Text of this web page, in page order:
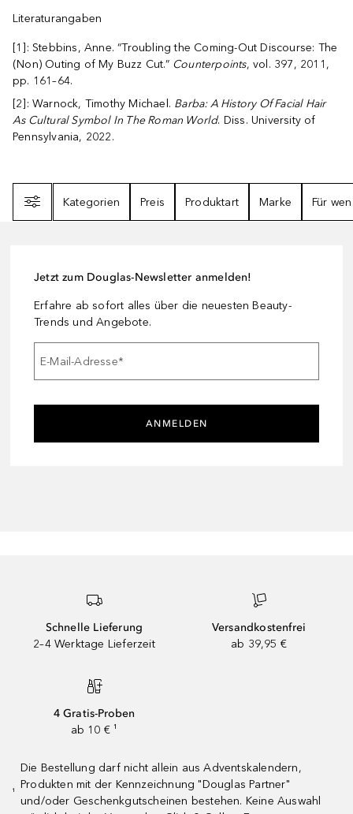
Literaturangaben
[1]: Stebbins, Anne. “Troubling the Coming-Out Discourse: The
(Non) Outing of My Buzz Cut.” Counterpoints, vol. 397, 2011,
pp. 161–64.
[2]: Warnock, Timothy Michael. Barba: A History Of Facial Hair
As Cultural Symbol In The Roman World. Diss. University of
Pennsylvania, 2022.
Kategorien
Preis Produktart Marke Für wen
Jetzt zum Douglas-Newsletter anmelden!
Erfahre ab sofort alles über die neuesten Beauty-
Trends und Angebote.
E-Mail-Adresse*
ANMELDEN
Schnelle Lieferung
2–4 Werktage Lieferzeit
Versandkostenfrei
ab 39,95 €
4 Gratis-Proben
ab 10 € ¹
¹
Die Bestellung darf nicht allein aus Adventskalendern,
Produkten mit der Kennzeichnung "Douglas Partner"
und/oder Geschenkgutscheinen bestehen. Keine Auswahl